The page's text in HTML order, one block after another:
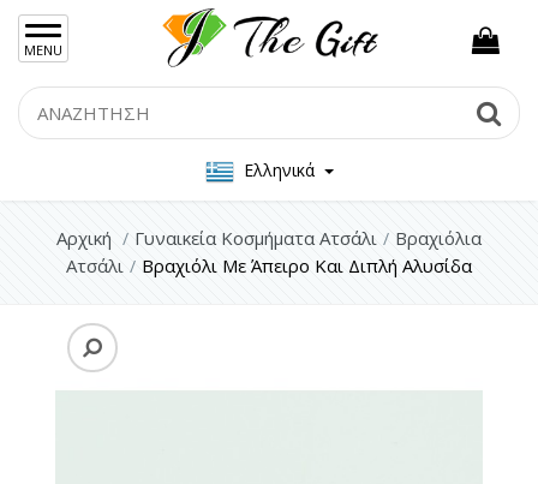
MENU
Ελληνικά
Αρχική Γυναικεία Κοσμήματα Ατσάλι
Βραχιόλια
Ατσάλι
Βραχιόλι Με Άπειρο Και Διπλή Αλυσίδα
×
Γυναικείες Τσάντες
Ανδρικές Τσάντες
Γυναικεία Κοσμήματα Ασήμι 925
Γυναικεία Κοσμήματα Ατσάλι
Κολιέ Ατσάλι